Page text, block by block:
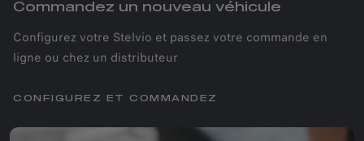
Commandez un nouveau véhicule
Configurez votre Stelvio et passez votre commande en
ligne ou chez un distributeur
CONFIGUREZ ET COMMANDEZ